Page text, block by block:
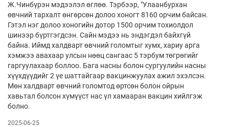
Ж.Чинбүрэн мэдээлэл өглөө. Тэрбээр, "Улаанбурхан
өвчний тархалт өнгөрсөн долоо хоногт 8160 орчим байсан.
Гэтэл нэг долоо хоногийн дотор 1500 орчим тохиолдол
шинээр бүртгэгдсэн. Сайн мэдээ нь эндэгдэл байхгүй
байна. Иймд халдварт өвчний голомтыг хумх, хариу арга
хэмжээ авахаар улсын нөөц сангаас 5 тэрбум төгрөгийг
гаргуулахаар боллоо. Бага насны болон сургуулийн насны
хүүхдүүдийг 2 үе шаттайгаар вакцинжуулах ажил эхэлсэн.
Мөн халдварт өвчний голомтод өртсөн болон ойрын
хавьтал болсон хүмүүст нас үл хамааран вакцин хийлгэж
болно.
2025-06-25